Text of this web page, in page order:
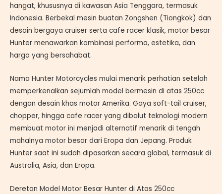
hangat, khususnya di kawasan Asia Tenggara, termasuk
Indonesia. Berbekal mesin buatan Zongshen (Tiongkok) dan
desain bergaya cruiser serta cafe racer klasik, motor besar
Hunter menawarkan kombinasi performa, estetika, dan
harga yang bersahabat.
Nama Hunter Motorcycles mulai menarik perhatian setelah
memperkenalkan sejumlah model bermesin di atas 250cc
dengan desain khas motor Amerika. Gaya soft-tail cruiser,
chopper, hingga cafe racer yang dibalut teknologi modern
membuat motor ini menjadi alternatif menarik di tengah
mahalnya motor besar dari Eropa dan Jepang. Produk
Hunter saat ini sudah dipasarkan secara global, termasuk di
Australia, Asia, dan Eropa.
Deretan Model Motor Besar Hunter di Atas 250cc